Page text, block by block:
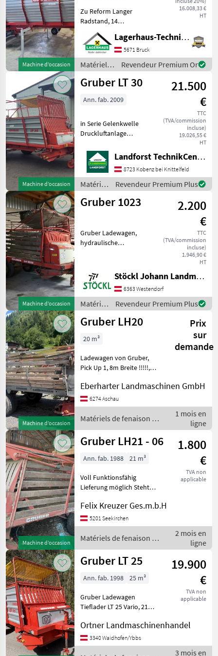
MARKETPLACE
Marketplace
Offres des
distributeurs annonces
Machine d’occasion
16.008,33 €
HT
Zu Reform Langer
Radstand, 14
Messerschneidwerk,
Automatische Schmierung,
2 Messer verschließen Wir
bitten telefonisch oder per
Mail Ihren Besuch
bekanntzugeben, um
Lagerhaus-Technik Bruck
5671 Bruck
Matériels
de
fenaison /
Revendeur Premium Or
Machine d’occasion
Gruber LT 30
21.500
€
TTC
(TVA/commission
incluse)
19.026,55 €
HT
Ann. fab. 2009
in Serie Gelenkwelle
Druckluftanlage
Vorwahlschaltung
gezogene Pick-Up
Dürfutteraufbau AS-
Bereifung Um Ihnen
unnötige Wartezeiten oder
W
Landforst TechnikCenter Knittelfeld
8723 Kobenz bei Knittelfeld
Matériels
de
fenaison
Revendeur Premium Plus
Machine d’occasion
Gruber 1023
2.200
€
TTC
(TVA/commission
incluse)
1.946,90 €
HT
Gruber Ladewagen,
hydraulische
Sol à raclettes Matériels de
fenaison Autochargeuses
Stöckl Johann Landmaschinen GesmbH & Co KG
6363 Westendorf
Matériels
de
fenaison
/ Gruber
Revendeur Premium Plus
Machine d’occasion
Gruber LH20
Prix
sur
demande
20 m³
Ladewagen von Gruber,
Pick Up 1, 8m Breite !!!!!,
breiter Schwadablage, oder
extrem Futterschnend bei
der Heuernte, Bremse
hydraulisch, Berei
Eberharter Landmaschinen GmbH
6274 Aschau
Matériels de fenaison /
Gruber
1 mois en
ligne
Machine d’occasion
Gruber LH21 - 06
1.800
€
TVA non
applicable
Ann. fab. 1988 21 m³
Voll Funktionsfähig
Lieferung möglich Steht
Fragen bitte Anrufen Clapet
arrière, Sol à raclettes
Matériels de fenaison
Autochargeuses
Felix Kreuzer Ges.m.b.H
5201 Seekirchen
Matériels de fenaison /
Gruber
2 mois en
ligne
Gruber LT 25
19.900
€
TVA non
applicable
Ann. fab. 1998 25 m³
Gruber Ladewagen
Tieflader LT 25 Vario, 21
Kratzboden hydraulisch,
Korböffnung hydraulisch,
Knickdeichsel, Bereifung
Ortner Landmaschinenhandel
3340 Waidhofen/Ybbs
3 mois en